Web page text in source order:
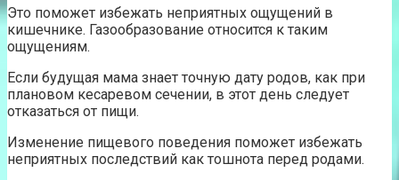
Это поможет избежать неприятных ощущений в
кишечнике. Газообразование относится к таким
ощущениям.
Если будущая мама знает точную дату родов, как при
плановом кесаревом сечении, в этот день следует
отказаться от пищи.
Изменение пищевого поведения поможет избежать
неприятных последствий как тошнота перед родами.